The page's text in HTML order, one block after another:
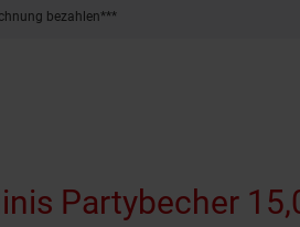
bezahlen***
Partybecher